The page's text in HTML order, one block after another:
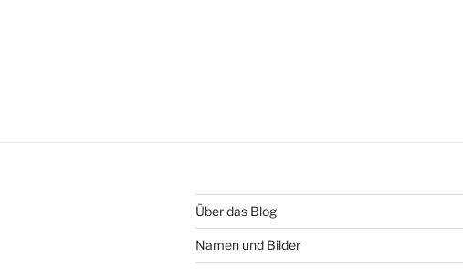
Über das Blog
Namen und Bilder